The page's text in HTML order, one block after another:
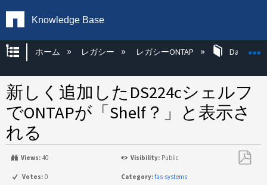
Knowledge Base
グローバル階層を展開/折りたたむ
ホーム レガシー レガシーONTAP Data
新しく追加したDS224cシェルフ
でONTAPが「Shelf？」と表示さ
れる
Views: 40 Visibility: Public
Votes: 0 Category:fas-systems